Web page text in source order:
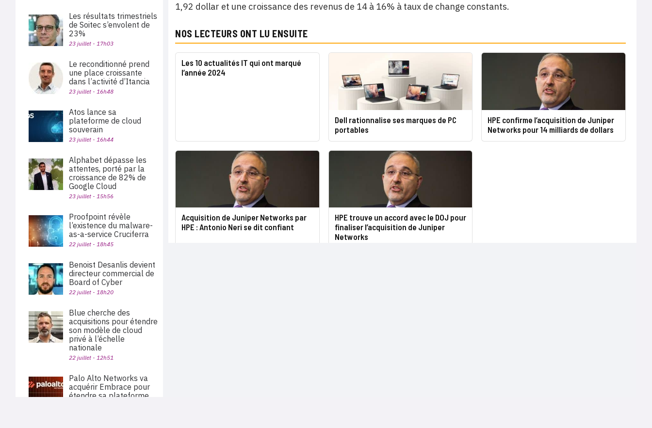
1,92 dollar et une croissance des revenus de 14 à 16% à taux de change constants.
NOS LECTEURS ONT LU ENSUITE
Les 10 actualités IT qui ont marqué
l’année 2024
Dell rationnalise ses marques de PC
portables
HPE confirme l’acquisition de Juniper
Networks pour 14 milliards de dollars
Acquisition de Juniper Networks par
HPE : Antonio Neri se dit confiant
HPE trouve un accord avec le DOJ pour
finaliser l’acquisition de Juniper
Networks
Les résultats trimestriels
de Soitec s’envolent de
23%
23 juillet - 17h03
Le reconditionné prend
une place croissante
dans l’activité d’Itancia
23 juillet - 16h48
Atos lance sa
plateforme de cloud
souverain
23 juillet - 16h44
Alphabet dépasse les
attentes, porté par la
croissance de 82% de
Google Cloud
23 juillet - 15h56
Proofpoint révèle
l’existence du malware-
as-a-service Cruciferra
22 juillet - 18h45
Benoist Desanlis devient
directeur commercial de
Board of Cyber
22 juillet - 18h20
Blue cherche des
acquisitions pour étendre
son modèle de cloud
privé à l’échelle
nationale
22 juillet - 12h51
Palo Alto Networks va
acquérir Embrace pour
étendre sa plateforme